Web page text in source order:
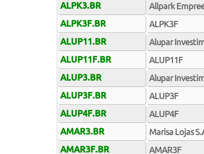
ALPK3.BR
Allpark
ALPK3F.BR
ALPK3F
ALUP11.BR
Alupar
ALUP11F.BR
ALUP11F
ALUP3.BR
Alupar
ALUP3F.BR
ALUP3F
ALUP4F.BR
ALUP4F
AMAR3.BR
Marisa Lojas
AMAR3F.BR
AMAR3F